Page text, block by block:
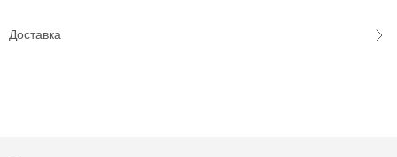
Доставка